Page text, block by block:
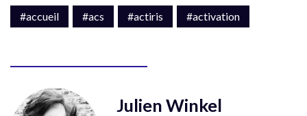
#accueil #acs #actiris #activation
Julien Winkel